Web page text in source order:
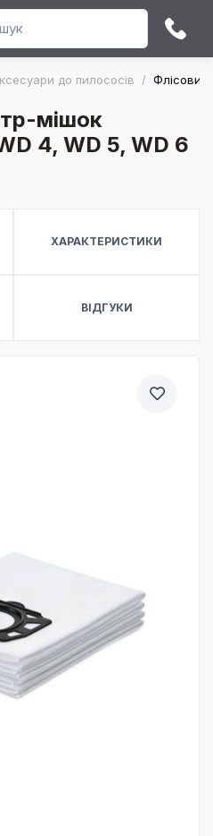
до пилососів / Флісовий
мішок
4, WD 5, WD 6
ХАРАКТЕРИСТИКИ
ВІДГУКИ